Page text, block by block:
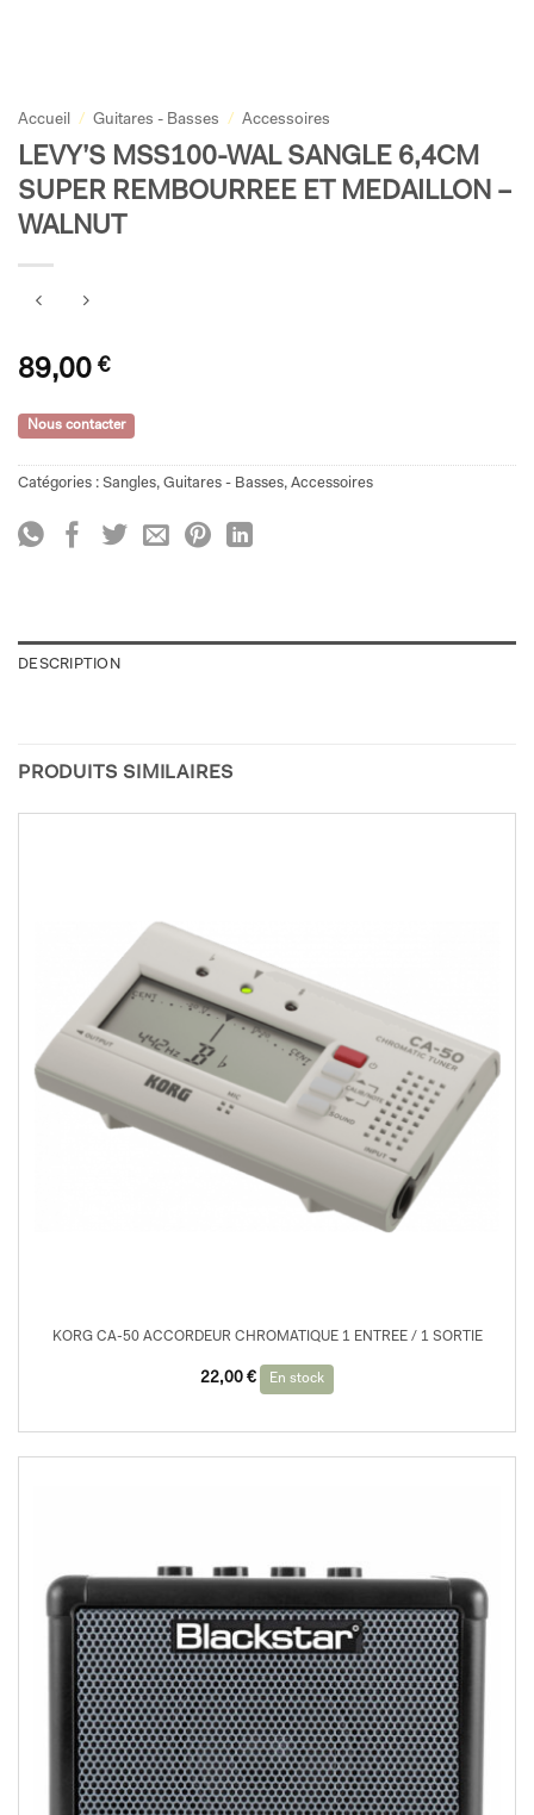
Accueil / Guitares - Basses / Accessoires
LEVY’S MSS100-WAL SANGLE 6,4CM
SUPER REMBOURREE ET MEDAILLON –
WALNUT
89,00 €
Nous contacter
Catégories : Sangles, Guitares - Basses, Accessoires
DESCRIPTION
PRODUITS SIMILAIRES
KORG CA-50 ACCORDEUR CHROMATIQUE 1 ENTREE / 1 SORTIE
22,00 € En stock